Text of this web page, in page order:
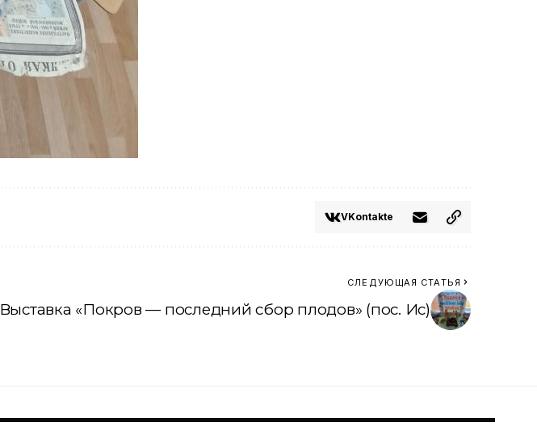
VKontakte
СЛЕДУЮЩАЯ СТАТЬЯ
Выставка «Покров — последний сбор плодов» (пос. Ис)